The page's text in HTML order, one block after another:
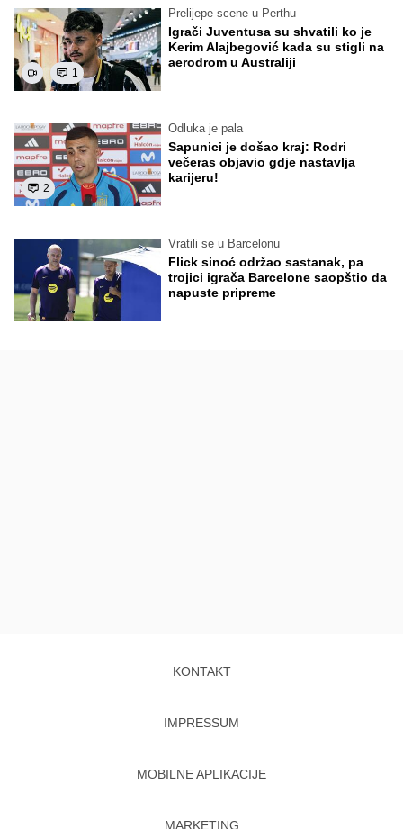
1
Prelijepe scene u Perthu
Igrači Juventusa su shvatili ko je
Kerim Alajbegović kada su stigli na
aerodrom u Australiji
2
Odluka je pala
Sapunici je došao kraj: Rodri
večeras objavio gdje nastavlja
karijeru!
Vratili se u Barcelonu
Flick sinoć održao sastanak, pa
trojici igrača Barcelone saopštio da
napuste pripreme
KONTAKT
IMPRESSUM
MOBILNE APLIKACIJE
MARKETING